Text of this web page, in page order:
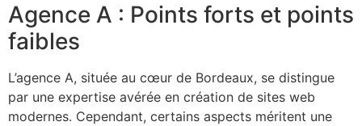
Agence A : Points forts et points
faibles
L’agence A, située au cœur de Bordeaux, se distingue
par une expertise avérée en création de sites web
modernes. Cependant, certains aspects méritent une